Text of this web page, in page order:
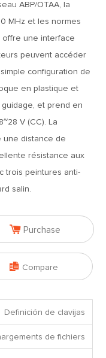
ABP/OTAA, la
MHz et les normes
offre une interface
peuvent accéder
configuration de
en plastique et
et prend en
V (CC). La
une distance de
résistance aux
trois peintures anti-
salin.
 Purchase
 Compare
Definición de clavijas
de fichiers